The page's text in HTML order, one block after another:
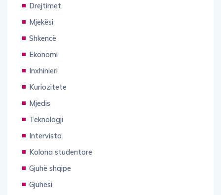
Drejtimet
Mjekësi
Shkencë
Ekonomi
Inxhinieri
Kuriozitete
Mjedis
Teknologji
Intervista
Kolona studentore
Gjuhë shqipe
Gjuhësi